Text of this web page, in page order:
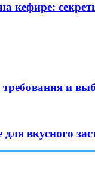
кефире:
и
вкусного